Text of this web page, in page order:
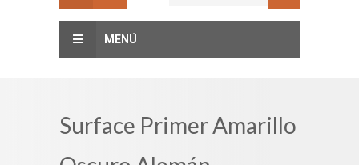
MENÚ
Surface Primer Amarillo